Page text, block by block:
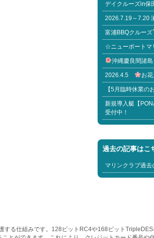
デイクルーズin保
2026.7.19～7.20
富浦BBQクルーズ
☆ニューポート
沖縄慶良間諸
2026.4.5 お
【5月臨時休業の
新規導入艇【
受付中！
過去の記事はこ
マリンクラブ過去
る仕組みです。128ビットRC4や168ビットTripleDES